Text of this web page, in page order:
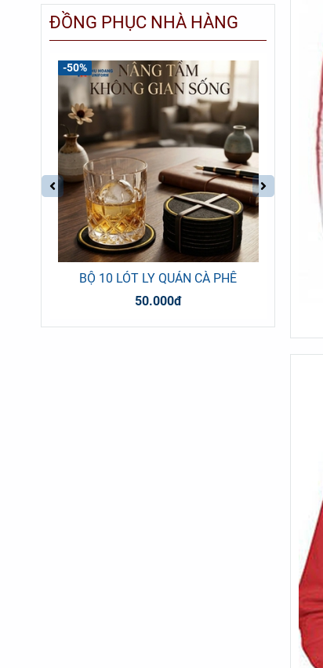
ĐỒNG PHỤC NHÀ HÀNG
BỘ 10 LÓT LY QUÁN CÀ PHÊ
50.000đ
-50%